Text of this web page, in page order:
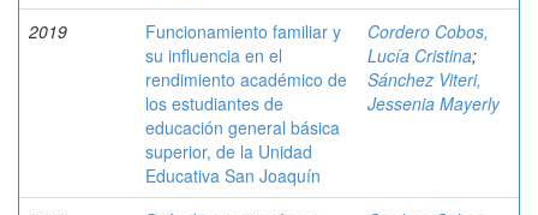
2019
Funcionamiento familiar y
su influencia en el
rendimiento académico de
los estudiantes de
educación general básica
superior, de la Unidad
Educativa San Joaquín
Cordero Cobos,
Lucía Cristina;
Sánchez Viteri,
Jessenia Mayerly